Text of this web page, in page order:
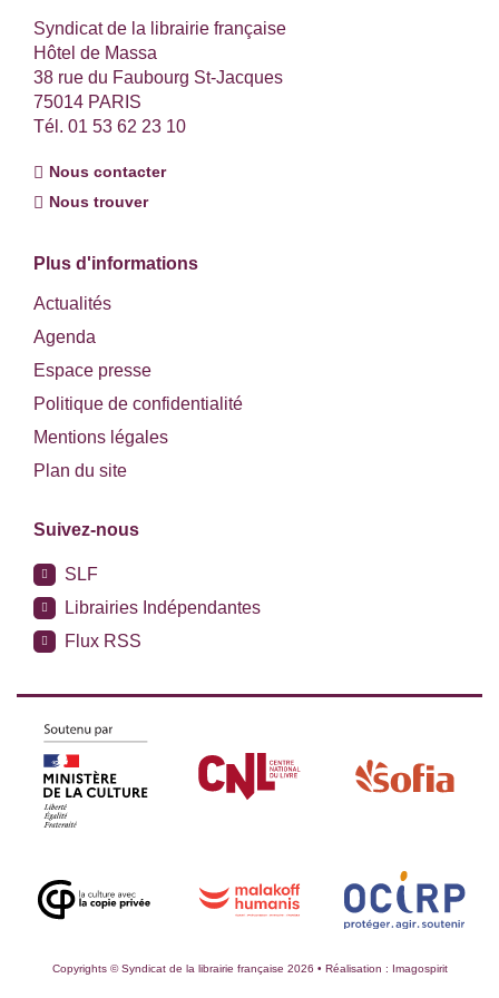
Syndicat de la librairie française
Hôtel de Massa
38 rue du Faubourg St-Jacques
75014 PARIS
Tél. 01 53 62 23 10
Nous contacter
Nous trouver
Plus d'informations
Actualités
Agenda
Espace presse
Politique de confidentialité
Mentions légales
Plan du site
Suivez-nous
SLF
Librairies Indépendantes
Flux RSS
Copyrights © Syndicat de la librairie française 2026 • Réalisation : Imagospirit